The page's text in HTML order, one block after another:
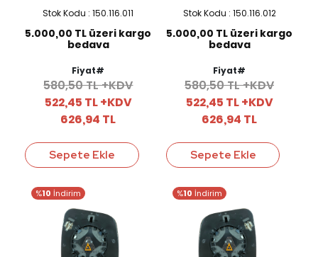
Stok Kodu : 150.116.011
5.000,00 TL üzeri kargo
bedava
Fiyat#
580,50 TL +KDV
522,45 TL +KDV
626,94 TL
Sepete Ekle
Stok Kodu : 150.116.012
5.000,00 TL üzeri kargo
bedava
Fiyat#
580,50 TL +KDV
522,45 TL +KDV
626,94 TL
Sepete Ekle
%10 İndirim %10 İndirim